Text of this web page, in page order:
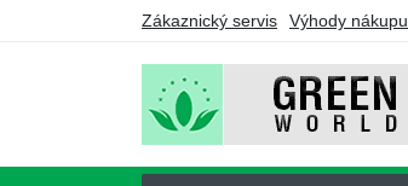
Zákaznický servis Výhody nákupu